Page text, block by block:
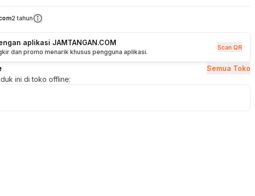
2 tahun
aplikasi JAMTANGAN.COM
dan promo menarik khusus pengguna aplikasi.
Scan QR
Semua Toko
ini di toko offline: